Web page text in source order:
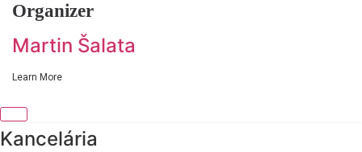
Organizer
Martin Šalata
Learn More
Kancelária